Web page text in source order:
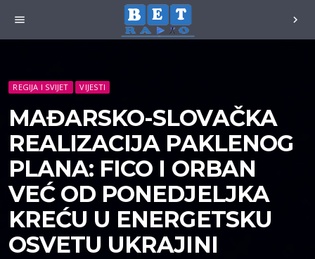
menu chevron_right
REGIJA I SVIJET VIJESTI
MAĐARSKO-SLOVAČKA
REALIZACIJA PAKLENOG
PLANA: FICO I ORBAN
VEĆ OD PONEDJELJKA
KREĆU U ENERGETSKU
OSVETU UKRAJINI